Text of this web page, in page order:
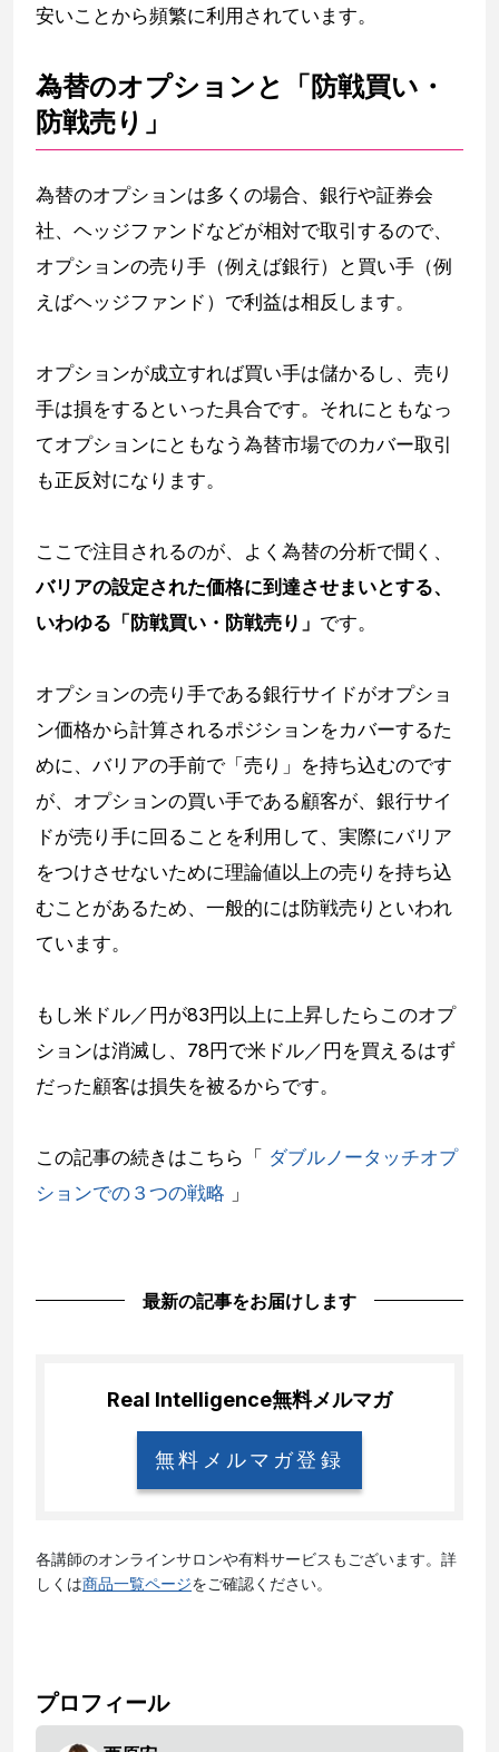
安いことから頻繁に利用されています。
為替のオプションと「防戦買い・
防戦売り」
為替のオプションは多くの場合、銀行や証券会
社、ヘッジファンドなどが相対で取引するので、
オプションの売り手（例えば銀行）と買い手（例
えばヘッジファンド）で利益は相反します。
オプションが成立すれば買い手は儲かるし、売り
手は損をするといった具合です。それにともなっ
てオプションにともなう為替市場でのカバー取引
も正反対になります。
ここで注目されるのが、よく為替の分析で聞く、
バリアの設定された価格に到達させまいとする、
いわゆる「防戦買い・防戦売り」 です。
オプションの売り手である銀行サイドがオプショ
ン価格から計算されるポジションをカバーするた
めに、バリアの手前で「売り」を持ち込むのです
が、オプションの買い手である顧客が、銀行サイ
ドが売り手に回ることを利用して、実際にバリア
をつけさせないために理論値以上の売りを持ち込
むことがあるため、一般的には防戦売りといわれ
ています。
もし米ドル／円が83円以上に上昇したらこのオプ
ションは消滅し、78円で米ドル／円を買えるはず
だった顧客は損失を被るからです。
この記事の続きはこちら「 ダブルノータッチオプ
ションでの３つの戦略 」
最新の記事をお届けします
Real Intelligence無料メルマガ
無料メルマガ登録
各講師のオンラインサロンや有料サービスもございます。詳
しくは商品一覧ページをご確認ください。
プロフィール